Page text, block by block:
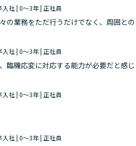
入社 | 0～3年 | 正社員
の業務をただ行うだけでなく、周囲と
入社 | 0～3年 | 正社員
臨機応変に対応する能力が必要だと感
入社 | 0～3年 | 正社員
入社 | 0～3年 | 正社員